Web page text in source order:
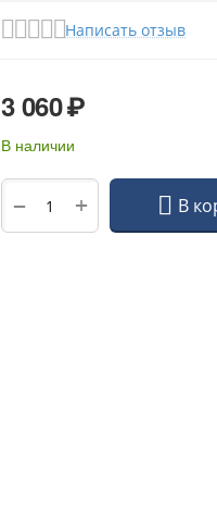
Написать отзыв
3 060₽
В наличии
+
− В